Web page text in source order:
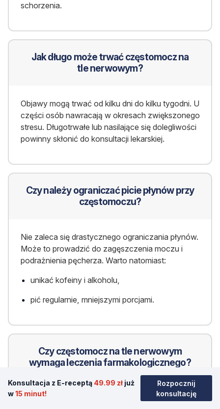
Konsultacja z E-receptą 49.99 zł już
w15 minut!
Rozpocznij
konsultację
schorzenia.
Jak długo może trwać częstomocz na
tle nerwowym?
Objawy mogą trwać od kilku dni do kilku tygodni. U
części osób nawracają w okresach zwiększonego
stresu. Długotrwałe lub nasilające się dolegliwości
powinny skłonić do konsultacji lekarskiej.
Czy należy ograniczać picie płynów przy
częstomoczu?
Nie zaleca się drastycznego ograniczania płynów.
Może to prowadzić do zagęszczenia moczu i
podrażnienia pęcherza. Warto natomiast:
unikać kofeiny i alkoholu,
pić regularnie, mniejszymi porcjami.
Czy częstomocz na tle nerwowym
wymaga leczenia farmakologicznego?
Najczęściej
. Podstawą